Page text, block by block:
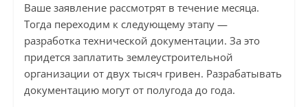
Ваше заявление рассмотрят в течение месяца.
Тогда переходим к следующему этапу —
разработка технической документации. За это
придется заплатить землеустроительной
организации от двух тысяч гривен. Разрабатывать
документацию могут от полугода до года.